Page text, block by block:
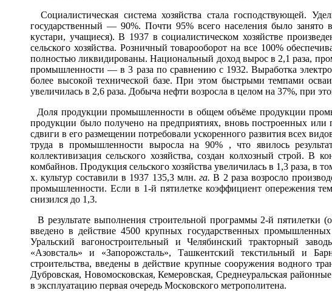
Социалистическая система хозяйства стала господствующей.
государственный — 90%. Почти 95% всего населения было занято
кустари, учащиеся). В 1937 в социалистическом хозяйстве
сельского хозяйства. Розничный товарооборот на все 100%
полностью ликвидированы. Национальный доход вырос в 2,1 раза,
промышленности — в 3 раза по сравнению с 1932. Выработка
более высокой технической базе. При этом быстрыми темпами
увеличилась в 2,6 раза. Добыча нефти возросла в целом на 37%, при
Доля продукции промышленности в общем объёме продукции
продукции было получено на предприятиях, вновь построенных
сдвиги в его размещении потребовали ускоренного развития всех
труда в промышленности выросла на 90% , что явилось
коллективизация сельского хозяйства, создан колхозный строй.
комбайнов. Продукция сельского хозяйства увеличилась в 1,3 раза,
х. культур составили в 1937 135,3 млн.га. В 2 раза возросло
промышленности. Если в 1-й пятилетке коэффициент опережения
снизился до 1,3.
В результате выполнения строительной программы 2-й
введено в действие 4500 крупных государственных
Уральский вагоностроительный и Челябинский тракторный
«Азовсталь» и «Запорожсталь», Ташкентский текстильный и
строительства, введены в действие крупные сооружения водного
Дубровская, Новомосковская, Кемеровская, Среднеуральская
в эксплуатацию первая очередь Московского метрополитена.